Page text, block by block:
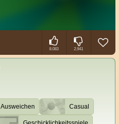
8.083 2.941
Ausweichen Casual